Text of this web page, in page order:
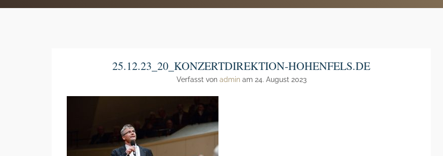
25.12.23_20_KONZERTDIREKTION-HOHENFELS.DE
Verfasst von adminam 24. August 2023